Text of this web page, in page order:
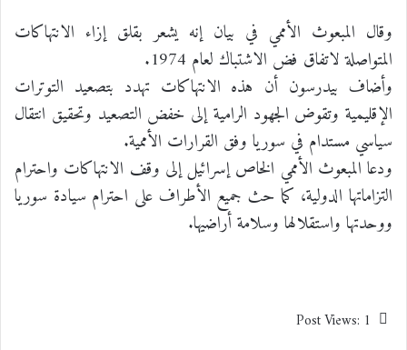
وقال المبعوث الأممي في بيان إنه يشعر بقلق إزاء الانتهاكات
المتواصلة لاتفاق فض الاشتباك لعام 1974.
وأضاف بيدرسون أن هذه الانتهاكات تهدد بتصعيد التوترات
الإقليمية وتقوض الجهود الرامية إلى خفض التصعيد وتحقيق انتقال
سياسي مستدام في سوريا وفق القرارات الأممية.
ودعا المبعوث الأممي الخاص إسرائيل إلى وقف الانتهاكات واحترام
التزاماتها الدولية، كما حث جميع الأطراف على احترام سيادة سوريا
ووحدتها واستقلالها وسلامة أراضيها.
Post Views: 1